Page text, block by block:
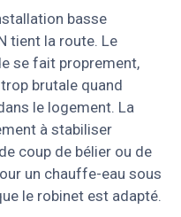
basse
tient la route. Le
se fait proprement,
brutale quand
le logement. La
à stabiliser
coup de bélier ou de
un chauffe-eau sous
le robinet est adapté.